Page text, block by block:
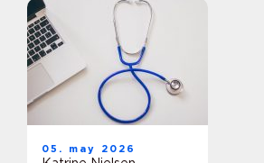
05. may 2026